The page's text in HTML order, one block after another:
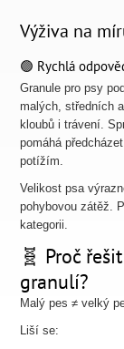
Výživa na
🟢 Rychlá
Granule pro psy
malých, středních
kloubů i trávení.
pomáhá
potížím.
Velikost psa
pohybovou zátěž.
kategorii.
🧬 Proč
granulí?
Malý pes ≠ velký
Liší se: